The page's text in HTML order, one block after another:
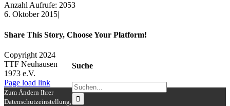
Anzahl Aufrufe: 2053
6. Oktober 2015|
Share This Story, Choose Your Platform!
Facebook
X
Reddit
LinkedIn
WhatsApp
Tumblr
Pinterest
Vk
Xing
E-
Mail
Suche
Suche
nach:
Copyright 2024
TTF Neuhausen
1973 e.V.
Facebook
Instagram
Page load link
Zum Ändern Ihrer
Datenschutzeinstellung,